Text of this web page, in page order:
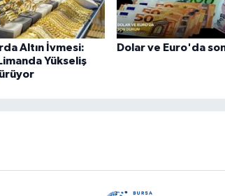
Altın İvmesi:
Yükseliş
Dolar ve Euro'da